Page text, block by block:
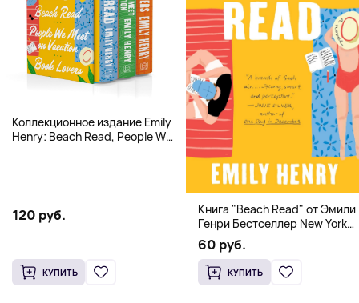
Коллекционное издание Emily
Henry: Beach Read, People We
120 руб.
КУПИТЬ
Книга "Beach Read" от Эмили
Генри Бестселлер New York
Times
60 руб.
КУПИТЬ